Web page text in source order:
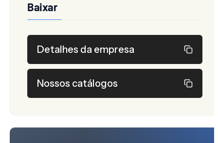
Baixar
Detalhes da empresa
Nossos catálogos